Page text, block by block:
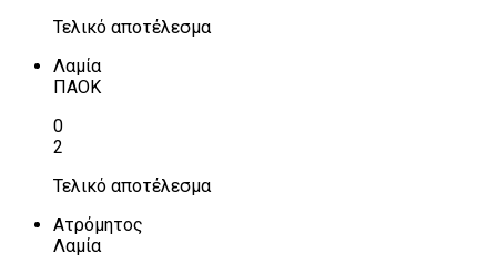
Τελικό αποτέλεσμα
Λαμία
ΠΑΟΚ
0
2
Τελικό αποτέλεσμα
Ατρόμητος
Λαμία